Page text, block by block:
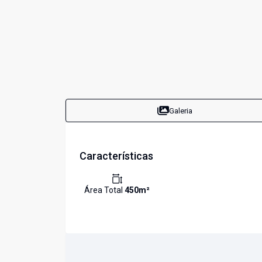
Galeria
Características
Área Total 450m²